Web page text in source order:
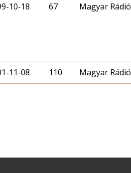
10-18 67 Magyar Rádió
11-08 110 Magyar Rádió